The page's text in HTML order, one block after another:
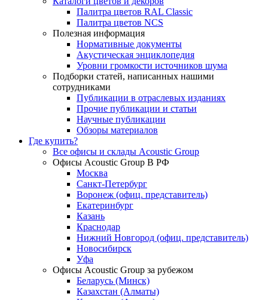
Палитра цветов RAL Сlassic
Палитра цветов NCS
Полезная информация
Нормативные документы
Акустическая энциклопедия
Уровни громкости источников шума
Подборки статей, написанных нашими
сотрудниками
Публикации в отраслевых изданиях
Прочие публикации и статьи
Научные публикации
Обзоры материалов
Где купить?
Все офисы и склады Acoustic Group
Офисы Acoustic Group В РФ
Москва
Санкт-Петербург
Воронеж (офиц. представитель)
Екатеринбург
Казань
Краснодар
Нижний Новгород (офиц. представитель)
Новосибирск
Уфа
Офисы Acoustic Group за рубежом
Беларусь (Минск)
Казахстан (Алматы)